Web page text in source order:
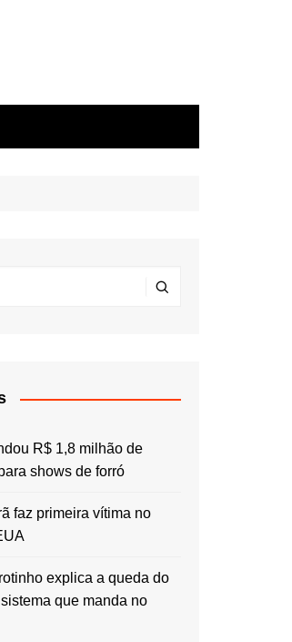
R$ 1,8 milhão de
shows de forró
faz primeira vítima no
explica a queda do
que manda no